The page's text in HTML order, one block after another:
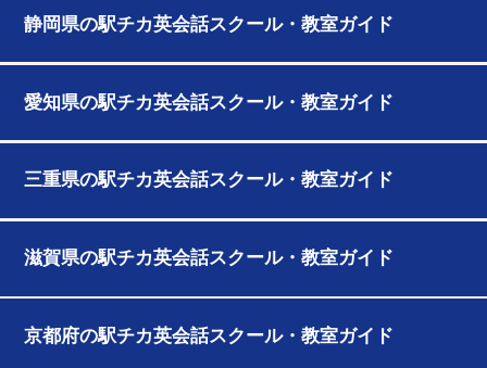
静岡県の駅チカ英会話スクール・教室ガイド
愛知県の駅チカ英会話スクール・教室ガイド
三重県の駅チカ英会話スクール・教室ガイド
滋賀県の駅チカ英会話スクール・教室ガイド
京都府の駅チカ英会話スクール・教室ガイド